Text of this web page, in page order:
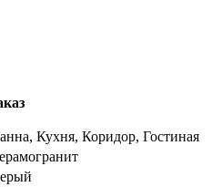
Кухня, Коридор, Гостиная